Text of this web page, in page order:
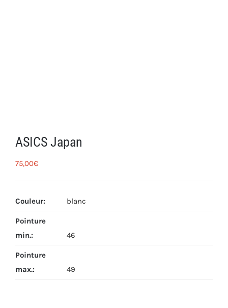
ASICS Japan
75,00€
Couleur: blanc
Pointure
min.: 46
Pointure
max.: 49